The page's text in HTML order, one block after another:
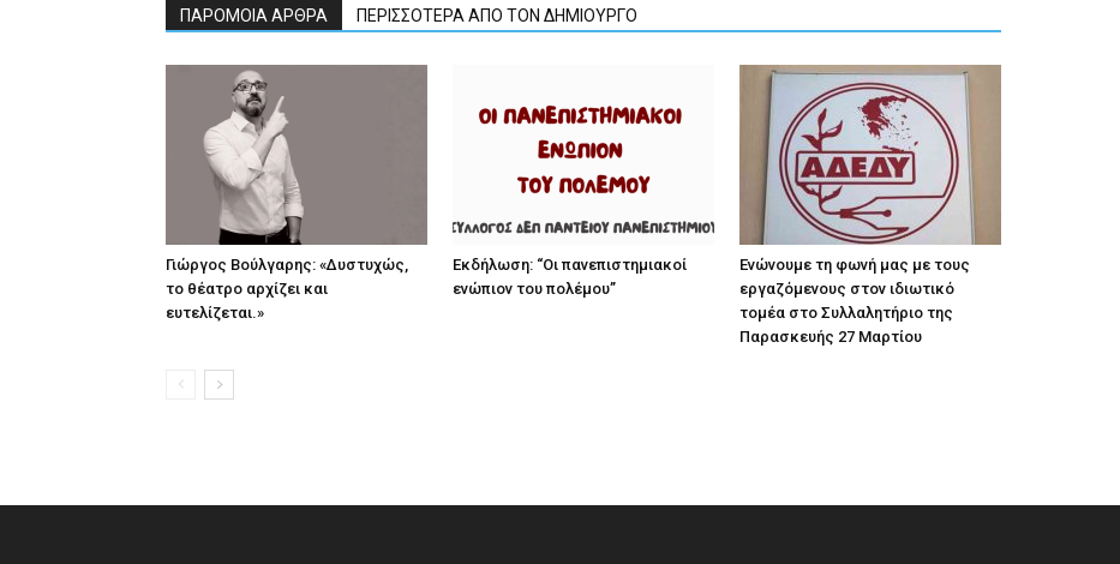
ΠΑΡΟΜΟΙΑ ΑΡΘΡΑ ΠΕΡΙΣΣΟΤΕΡΑ ΑΠΟ ΤΟΝ ΔΗΜΙΟΥΡΓΟ
Γιώργος Βούλγαρης: «Δυστυχώς,
το θέατρο αρχίζει και
ευτελίζεται.»
Εκδήλωση: “Οι πανεπιστημιακοί
ενώπιον του πολέμου”
Ενώνουμε τη φωνή μας με τους
εργαζόμενους στον ιδιωτικό
τομέα στο Συλλαλητήριο της
Παρασκευής 27 Μαρτίου